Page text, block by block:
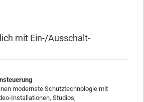
mit Ein-/Ausschalt-
modernste Schutztechnologie mit
Installationen, Studios,